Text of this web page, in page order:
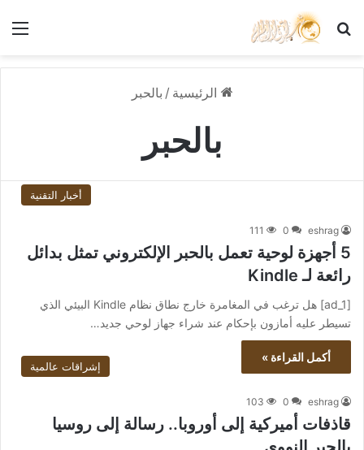
بحث عن
الرئيسية / بالحبر
بالحبر
أخبار التقنية
eshrag
0
111
5 أجهزة لوحية تعمل بالحبر الإلكتروني تمثل بدائل
رائعة لـ Kindle
[ad_1] هل ترغب في المغامرة خارج نطاق نظام Kindle البيئي الذي
تسيطر عليه أمازون بإحكام عند شراء جهاز لوحي جديد…
أكمل القراءة »
إشراقات عالمية
eshrag
0
103
قاذفات أميركية إلى أوروبا.. رسالة إلى روسيا